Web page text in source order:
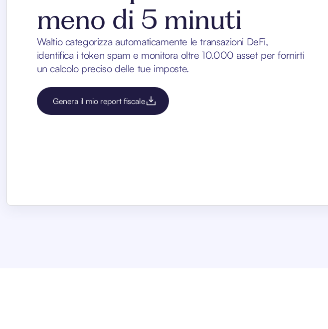
meno di 5 minuti
Waltio categorizza automaticamente le transazioni DeFi,
identifica i token spam e monitora oltre 10.000 asset per fornirti
un calcolo preciso delle tue imposte.
Genera il mio report fiscale